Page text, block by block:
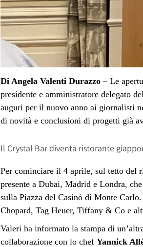
Di Angela Valenti Durazzo– Le
presidente e amministratore delegato
auguri per il nuovo anno ai giornalisti
dinovità e conclusioni di progetti già
Il Crystal Bar diventa ristorante
Per cominciare il 4 aprile, sul tetto del
presente a Dubai, Madrid e Londra,
sulla Piazza del Casinòdi Monte Carlo.
Chopard, Tag Heuer, Tiffany & Co e
Valeri ha informato la stampa di
collaborazione con lo chef Yannick